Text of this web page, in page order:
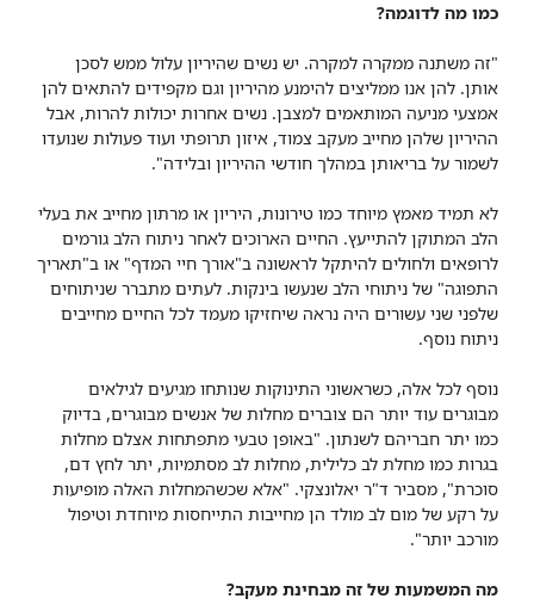
כמו מה לדוגמה?
"זה משתנה ממקרה למקרה. יש נשים שהיריון עלול ממש לסכן
אותן. להן אנו ממליצים להימנע מהיריון וגם מקפידים להתאים להן
אמצעי מניעה המותאמים למצבן. נשים אחרות יכולות להרות, אבל
ההיריון שלהן מחייב מעקב צמוד, איזון תרופתי ועוד פעולות שנועדו
לשמור על בריאותן במהלך חודשי ההיריון ובלידה".
לא תמיד מאמץ מיוחד כמו טירונות, היריון או מרתון מחייב את בעלי
הלב המתוקן להתייעץ. החיים הארוכים לאחר ניתוח הלב גורמים
לרופאים ולחולים להיתקל לראשונה ב"אורך חיי המדף" או ב"תאריך
התפוגה" של ניתוחי הלב שנעשו בינקות. לעתים מתברר שניתוחים
שלפני שני עשורים היה נראה שיחזיקו מעמד לכל החיים מחייבים
ניתוח נוסף.
נוסף לכל אלה, כשראשוני התינוקות שנותחו מגיעים לגילאים
מבוגרים עוד יותר הם צוברים מחלות של אנשים מבוגרים, בדיוק
כמו יתר חבריהם לשנתון. "באופן טבעי מתפתחות אצלם מחלות
בגרות כמו מחלת לב כלילית, מחלות לב מסתמיות, יתר לחץ דם,
סוכרת", מסביר ד"ר יאלונצקי. "אלא שכשהמחלות האלה מופיעות
על רקע של מום לב מולד הן מחייבות התייחסות מיוחדת וטיפול
מורכב יותר".
מה המשמעות של זה מבחינת מעקב?